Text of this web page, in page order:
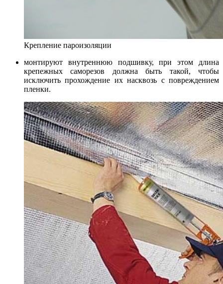
Крепление пароизоляции
монтируют внутреннюю подшивку, при этом длина
крепежных саморезов должна быть такой, чтобы
исключить прохождение их насквозь с повреждением
пленки.